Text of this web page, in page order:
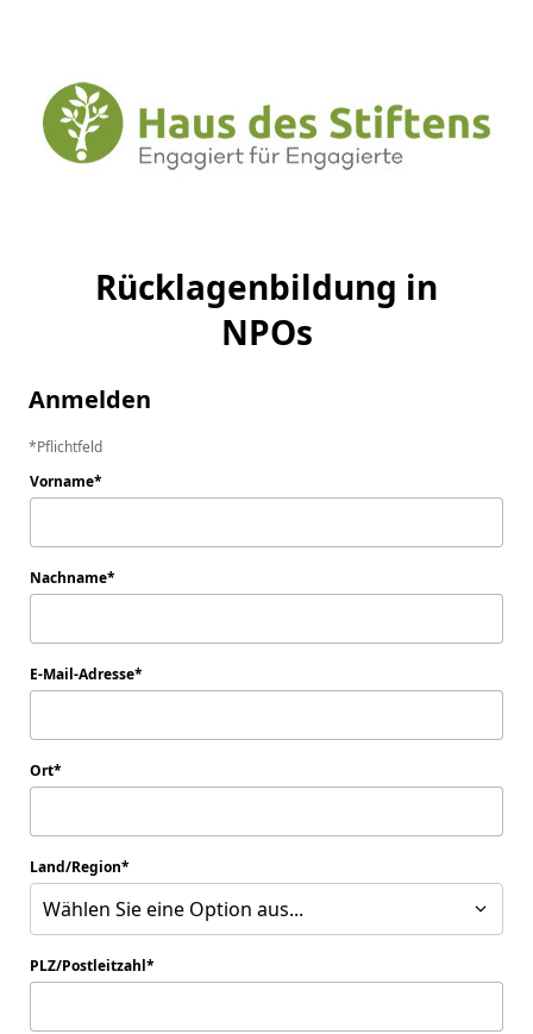
Rücklagenbildung in
NPOs
Anmelden
Pflichtfeld
Vorname
Nachname
E-Mail-Adresse
Ort
Land/Region
Wählen Sie eine Option aus...
PLZ/Postleitzahl